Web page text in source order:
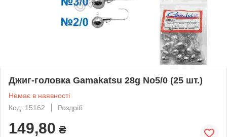
Джиг-головка Gamakatsu 28g No5/0 (25 шт.)
Немає в наявності
Код: 15162
Роздріб
149,80 ₴